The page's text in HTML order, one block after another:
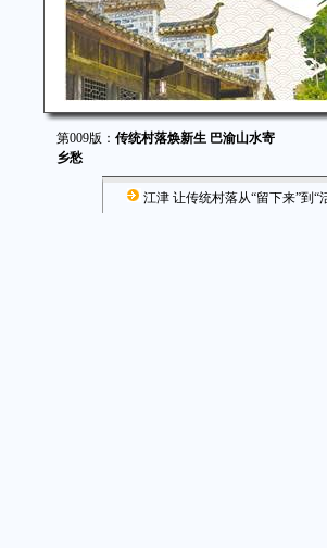
第009版： 传统村落焕新生 巴渝山水寄
乡愁
江津 让传统村落从“留下来”到“